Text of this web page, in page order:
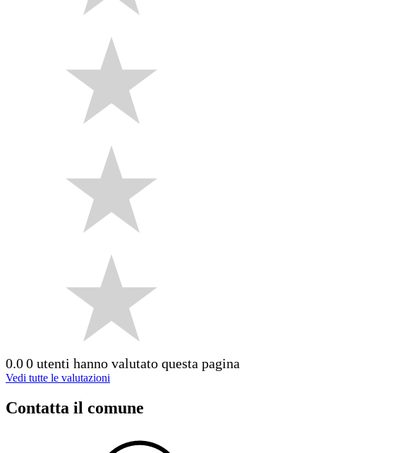
0.00 utenti hanno valutato questa pagina
Vedi tutte le valutazioni
Contatta il comune